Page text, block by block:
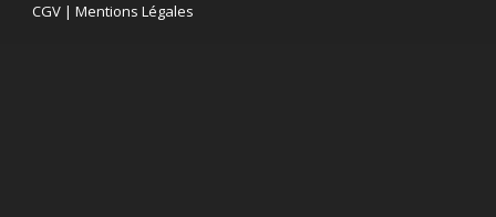
CGV | Mentions Légales